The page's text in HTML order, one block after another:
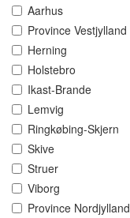
Aarhus
Province Vestjylland
Herning
Holstebro
Ikast-Brande
Lemvig
Ringkøbing-Skjern
Skive
Struer
Viborg
Province Nordjylland